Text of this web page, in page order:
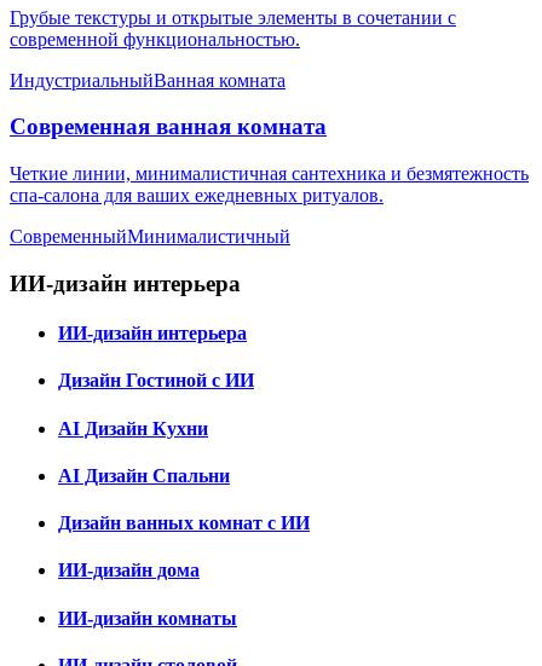
Грубые текстуры и открытые элементы в сочетании с
современной функциональностью.
ИндустриальныйВанная комната
Современная ванная комната
Четкие линии, минималистичная сантехника и безмятежность
спа-салона для ваших ежедневных ритуалов.
СовременныйМинималистичный
ИИ-дизайн интерьера
ИИ-дизайн интерьера
Дизайн Гостиной с ИИ
AI Дизайн Кухни
AI Дизайн Спальни
Дизайн ванных комнат с ИИ
ИИ-дизайн дома
ИИ-дизайн комнаты